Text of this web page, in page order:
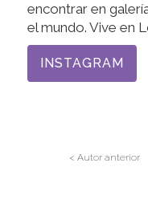
encontrar en
el mundo. Vive en
INSTAGRAM
< Autor anterior